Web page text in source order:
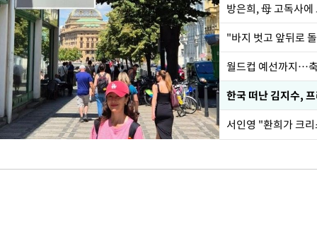
방은희, 母 고독사
월드컵 예선까지…
한국 떠난 김지수,
서인영 "환희가 크